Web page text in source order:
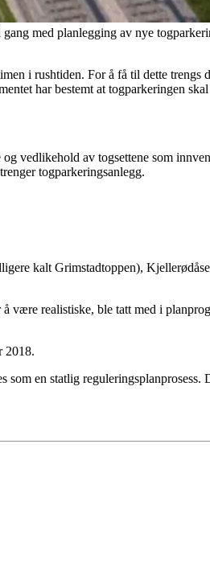
med planlegging av nye
i rushtiden. For å få til dette trengs
har bestemt at togparkeringen
vedlikehold av togsettene som
togparkeringsanlegg.
kalt Grimstadtoppen),
være realistiske, ble tatt med i
2018.
en statlig